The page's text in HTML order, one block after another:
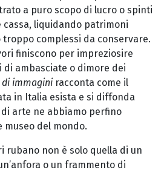
a puro scopo di lucro o spinti
liquidando patrimoni
complessi da conservare.
finiscono per impreziosire
ambasciate o dimore dei
di immagini racconta come il
in Italia esista e si diffonda
arte ne abbiamo perfino
del mondo.
rubano non è solo quella di un
o un frammento di